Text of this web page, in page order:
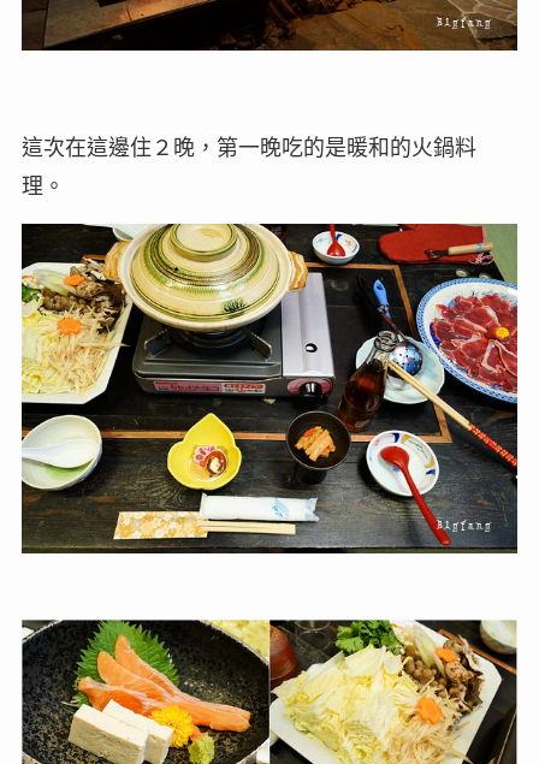
這次在這邊住２晚，第一晚吃的是暖和的火鍋料
理。